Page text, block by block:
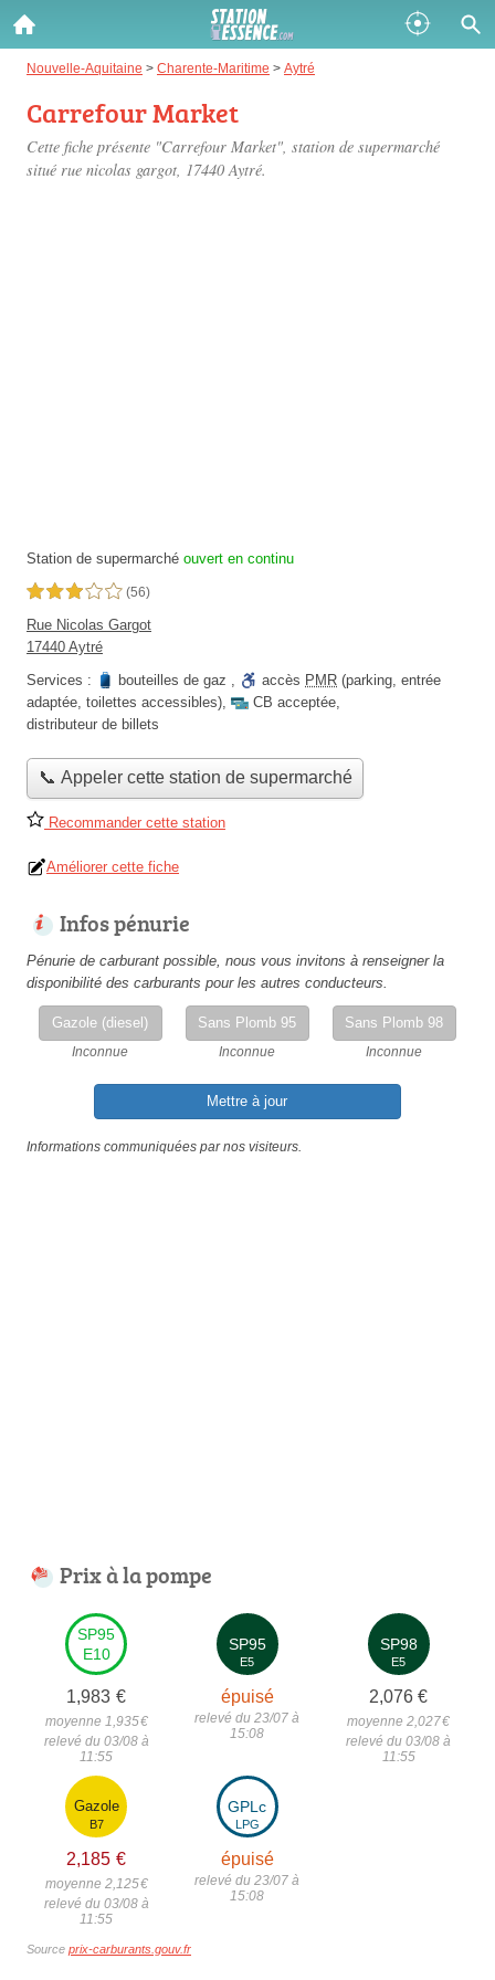
Nouvelle-Aquitaine > Charente-Maritime > Aytré
Carrefour Market
Cette fiche présente "Carrefour Market", station de supermarché
situé rue nicolas gargot, 17440 Aytré.
Station de supermarché ouvert en continu
3,0 étoiles sur 5 (56)
Rue Nicolas Gargot
17440 Aytré
Services :
bouteilles de gaz , accès PMR (parking, entrée
adaptée, toilettes accessibles), CB acceptée,
distributeur de billets
📞 Appeler cette station de supermarché
Recommander cette station
Améliorer cette fiche
Infos pénurie
Pénurie de carburant possible, nous vous invitons à renseigner la
disponibilité des carburants pour les autres conducteurs.
Gazole (diesel)
Inconnue
Sans Plomb 95
Inconnue
Sans Plomb 98
Inconnue
Mettre à jour
Informations communiquées par nos visiteurs.
Prix à la pompe
SP95
E10
1,983 €
moyenne 1,935€
relevé du 03/08 à
11:55
SP95
E5
épuisé
relevé du 23/07 à
15:08
SP98
E5
2,076 €
moyenne 2,027€
relevé du 03/08 à
11:55
Gazole
B7
2,185 €
moyenne 2,125€
relevé du 03/08 à
11:55
GPLc
LPG
épuisé
relevé du 23/07 à
15:08
Source prix-carburants.gouv.fr
Gazole :
Disponible
SP 98 :